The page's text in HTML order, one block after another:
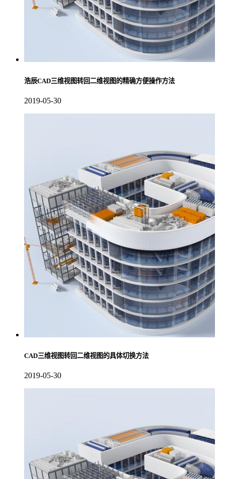
浩辰CAD三维视图转回二维视图的精确方便操作方法
2019-05-30
CAD三维视图转回二维视图的具体切换方法
2019-05-30